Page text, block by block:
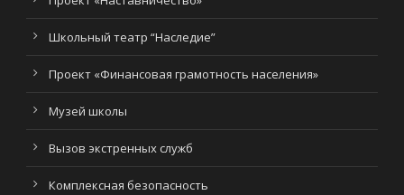
Школьный театр “Наследие”
Проект «Финансовая грамотность населения»
Музей школы
Вызов экстренных служб
Комплексная безопасность